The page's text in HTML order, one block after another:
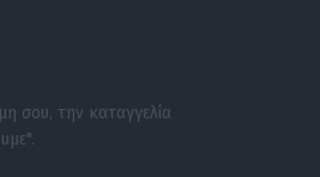
σου, την καταγγελία